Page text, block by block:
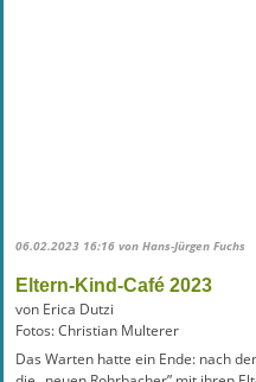
06.02.2023 16:16 von Hans-Jürgen Fuchs
Eltern-Kind-Café 2023
von Erica Dutzi
Fotos: Christian Multerer
Das Warten hatte ein Ende: nach